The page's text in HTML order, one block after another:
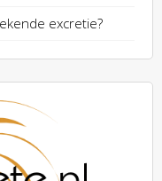
excretie?